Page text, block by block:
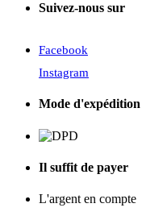
Suivez-nous sur
Facebook
Instagram
Mode d'expédition
Il suffit de payer
L'argent en compte